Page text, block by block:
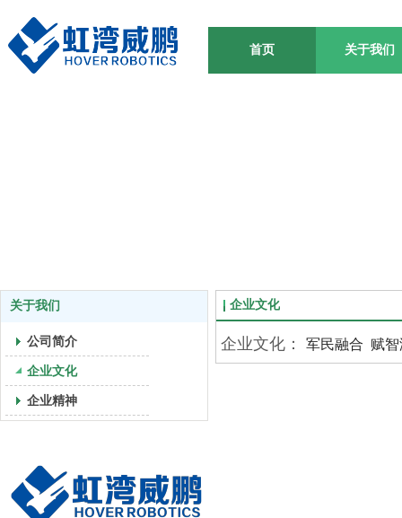
首页 关于我们
关于我们
公司简介
企业文化
企业精神
企业文化
企业文化： 军民融合 赋智